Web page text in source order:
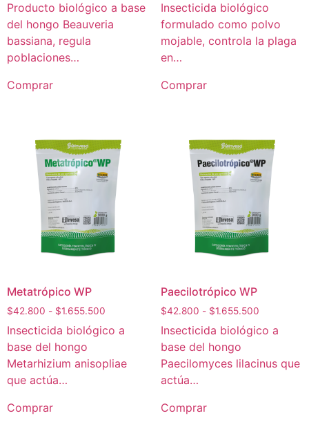
Producto biológico a base
del hongo Beauveria
bassiana, regula
poblaciones…
Comprar
Insecticida biológico
formulado como polvo
mojable, controla la plaga
en…
Comprar
Metatrópico WP
$42.800 - $1.655.500
Insecticida biológico a
base del hongo
Metarhizium anisopliae
que actúa…
Comprar
Paecilotrópico WP
$42.800 - $1.655.500
Insecticida biológico a
base del hongo
Paecilomyces lilacinus que
actúa…
Comprar